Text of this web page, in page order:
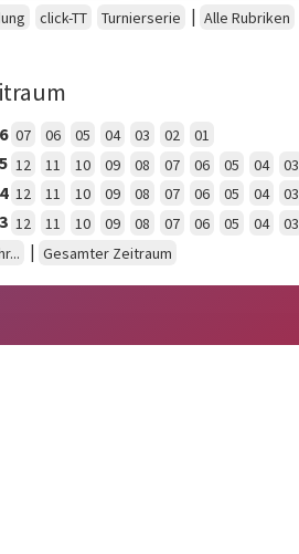
click-TT Turnierserie | Alle Rubriken
07 06 05 04 03 02 01
12 11 10 09 08 07 06 05 04 03
12 11 10 09 08 07 06 05 04 03
12 11 10 09 08 07 06 05 04 03
| Gesamter Zeitraum